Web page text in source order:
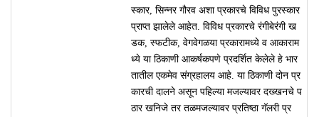
स्कार, सिन्नर गौरव अशा प्रकारचे विविध पुरस्कार
प्राप्त झालेले आहेत. विविध प्रकारचे रंगीबेरंगी ख
डक, स्फटीक, वेगवेगळया प्रकारामध्ये व आकाराम
ध्ये या ठिकाणी आकर्षकपणे प्रदर्शित केलेले हे भार
तातील एकमेव संग्रहालय आहे. या ठिकाणी दोन प्र
कारची दालने असून पहिल्या मजल्यावर दख्खनचे प
ठार खनिजे तर तळमजल्यावर प्रतिष्ठा गॅलरी प्र